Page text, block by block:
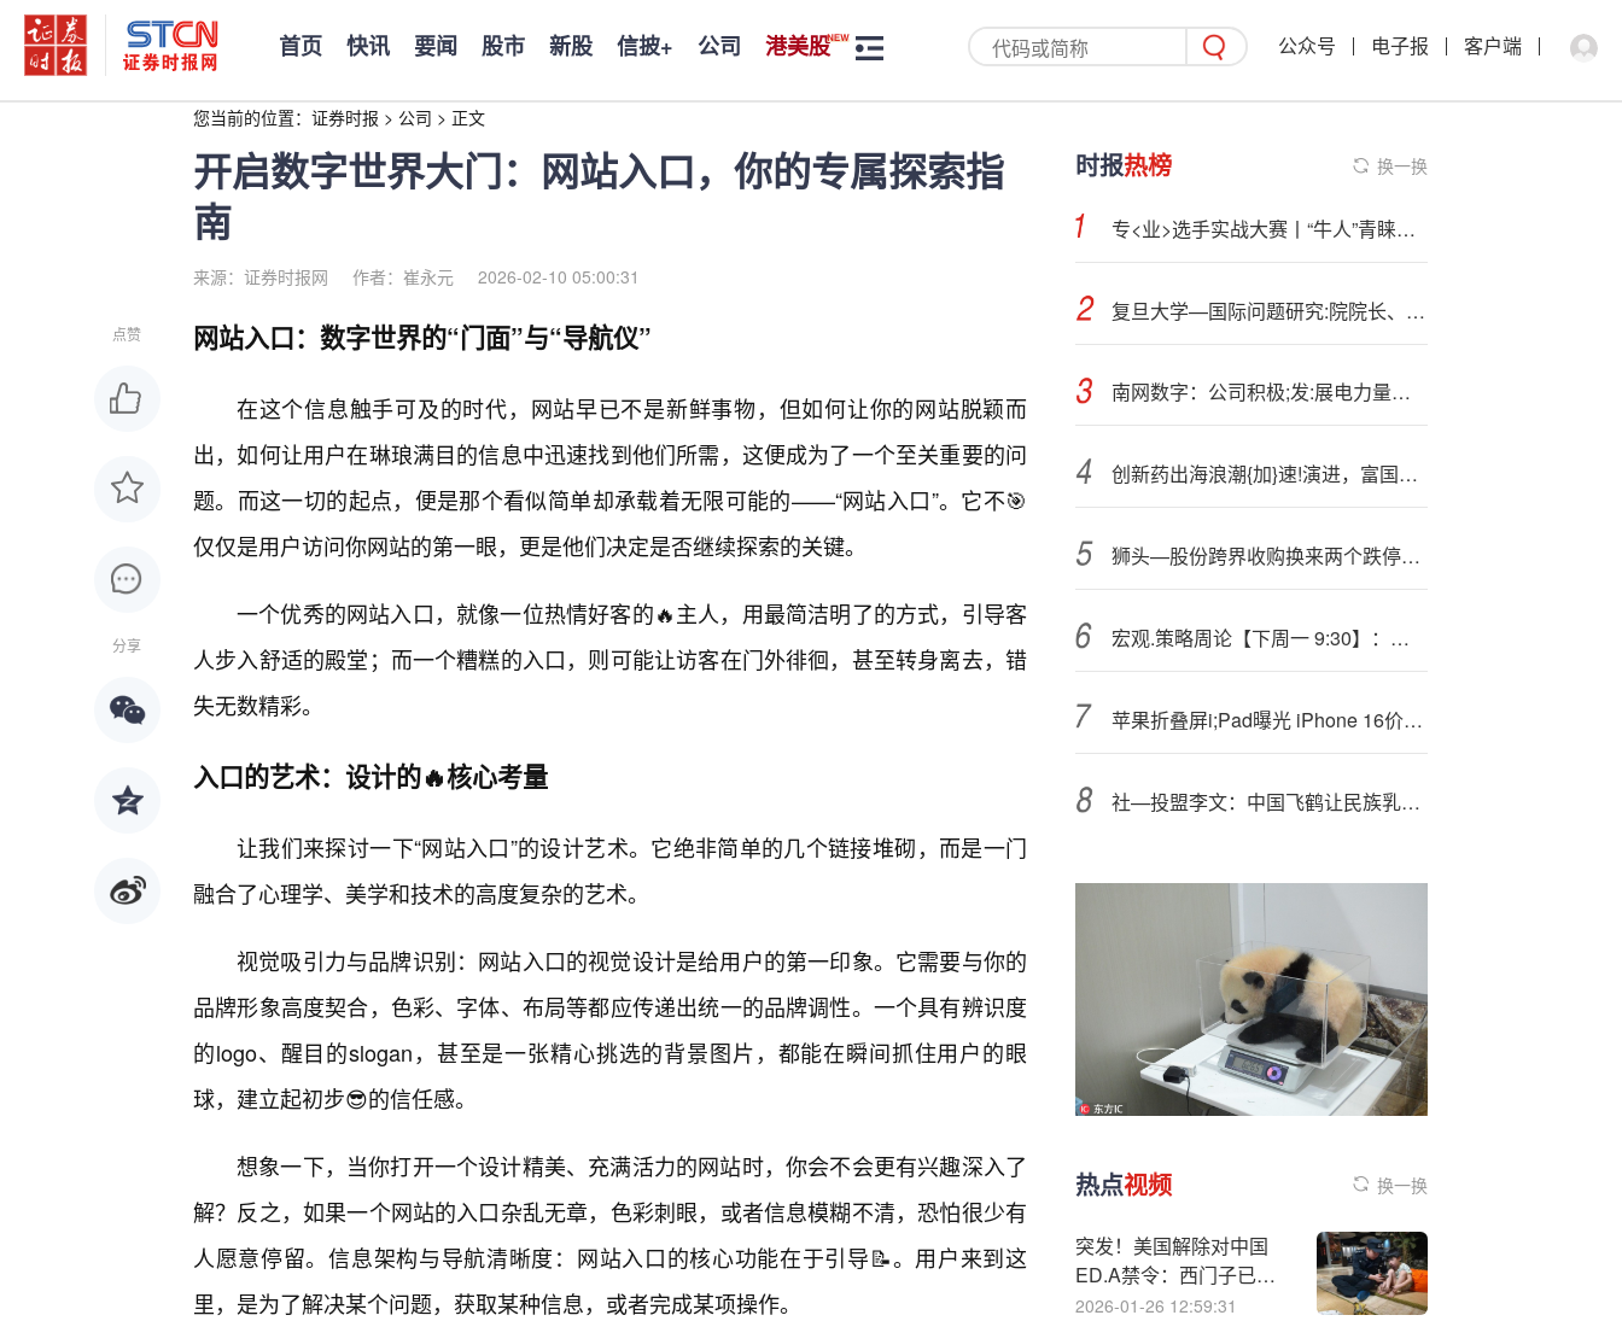
首页 快讯 要闻 股市 新股 信披+ 公司 港美股 公众号 电子报 客户端
您当前的位置： 证券时报 > 公司 > 正文
开启数字世界大门：网站入口，你的专属探索指
南
来源：证券时报网 作者：崔永元 2026-02-10 05:00:31
点赞
分享
网站入口：数字世界的“门面”与“导航仪”
在这个信息触手可及的时代，网站早已不是新鲜事物，但如何让你的网站脱颖而
出，如何让用户在琳琅满目的信息中迅速找到他们所需，这便成为了一个至关重要的问
题。而这一切的起点，便是那个看似简单却承载着无限可能的——“网站入口”。它不🎯
仅仅是用户访问你网站的第一眼，更是他们决定是否继续探索的关键。
一个优秀的网站入口，就像一位热情好客的🔥主人，用最简洁明了的方式，引导客
人步入舒适的殿堂；而一个糟糕的入口，则可能让访客在门外徘徊，甚至转身离去，错
失无数精彩。
入口的艺术：设计的🔥核心考量
让我们来探讨一下“网站入口”的设计艺术。它绝非简单的几个链接堆砌，而是一门
融合了心理学、美学和技术的高度复杂的艺术。
视觉吸引力与品牌识别：网站入口的视觉设计是给用户的第一印象。它需要与你的
品牌形象高度契合，色彩、字体、布局等都应传递出统一的品牌调性。一个具有辨识度
的logo、醒目的slogan，甚至是一张精心挑选的背景图片，都能在瞬间抓住用户的眼
球，建立起初步😎的信任感。
想象一下，当你打开一个设计精美、充满活力的网站时，你会不会更有兴趣深入了
解？反之，如果一个网站的入口杂乱无章，色彩刺眼，或者信息模糊不清，恐怕很少有
人愿意停留。信息架构与导航清晰度：网站入口的核心功能在于引导📝。用户来到这
里，是为了解决某个问题，获取某种信息，或者完成某项操作。
时报热榜 换一换
专<业>选手实战大赛丨“牛人”青睐哪些股？9月11日十大买入个股榜、十大买入金额个股榜出炉
复旦大学—国际问题研究:院院长、美国研究中心主任吴心伯出席2025分析师大会暨第七届新浪财经金麒麟分析师盛典
南网数字：公司积极;发:展电力量子传感器
创新药出海浪潮{加}速!演进，富国医药精选QDII今日正式发行
狮头—股份跨界收购换来两个跌停，机器视觉故事背后有何隐忧？
宏观.策略周论【下周一 9:30】：聚焦十五五和四季度政策走向
苹果折叠屏i;Pad曝光 iPhone 16价比老人机改写爱疯史！
社—投盟李文：中国飞鹤让民族乳业品牌之光从北纬47度的希望田野折射到世界和未来
热点视频 换一换
突发！美国解除对中国
ED.A禁令：西门子已恢
复供货
2026-01-26 12:59:31